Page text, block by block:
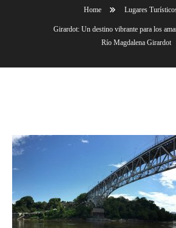
Home Lugares
Girardot: Un destino vibrante para los
Río Magdalena Girardot